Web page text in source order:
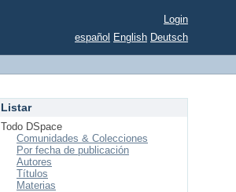
Login
español English Deutsch
Listar
Todo DSpace
Comunidades & Colecciones
Por fecha de publicación
Autores
Títulos
Materias